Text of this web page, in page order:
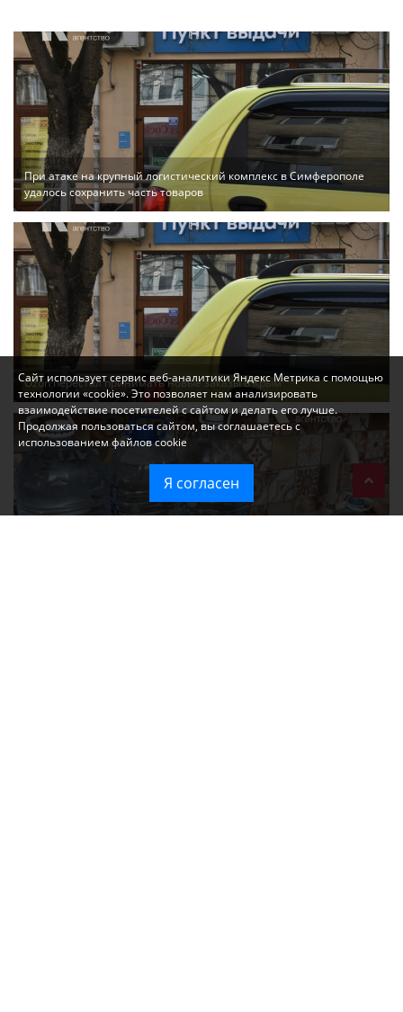
При атаке на крупный логистический комплекс в Симферополе
удалось сохранить часть товаров
Ozon перестал принимать новые заказы в Крым
Сайт использует сервис веб-аналитики Яндекс Метрика с помощью
технологии «cookie». Это позволяет нам анализировать
взаимодействие посетителей с сайтом и делать его лучше.
Продолжая пользоваться сайтом, вы соглашаетесь с
использованием файлов cookie
Я согласен